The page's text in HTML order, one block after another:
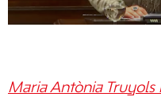
Maria Antònia